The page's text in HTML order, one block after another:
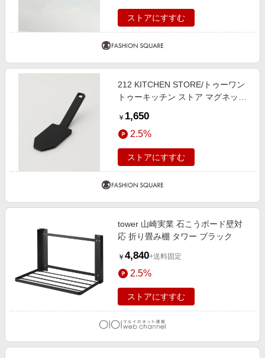
ストアにすすむ
212 KITCHEN STORE/トゥーワン
トゥーキッチン ストア マグネット
山崎実業 ＜tower タワー＞ その他
00(FREE)
￥ 1,650
2.5%
ストアにすすむ
tower 山崎実業 石こうボード壁対
応 折り畳み棚 タワー ブラック
￥ 4,840+送料固定
2.5%
ストアにすすむ